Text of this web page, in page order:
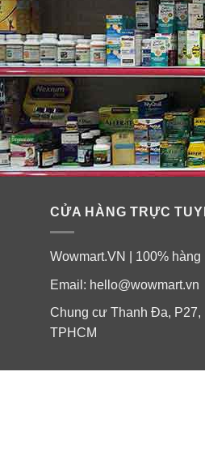
CỬA HÀNG TRỰC
Wowmart.VN | 100% hàng
Email: hello@wowmart.vn
Chung cư Thanh Đa, P27,
TPHCM